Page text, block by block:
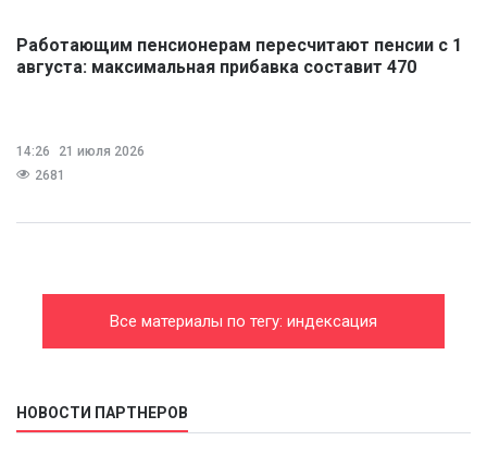
Работающим пенсионерам пересчитают пенсии с 1
августа: максимальная прибавка составит 470
14:26
21 июля 2026
2681
Все материалы по тегу: индексация
НОВОСТИ ПАРТНЕРОВ